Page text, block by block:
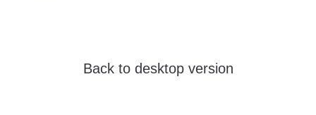
Back to desktop version